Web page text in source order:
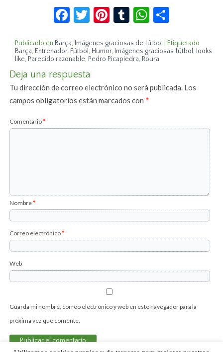
Facebook
Twitter
Pinterest
TumblrWhatsApp
Publicado en Barça, Imágenes graciosas de fútbol
Etiquetado
Barça, Entrenador, Fútbol , Humor, Imágenes graciosas fútbol , looks
like, Parecido razonable, Pedro Picapiedra, Roura
Deja una respuesta
Tu dirección de correo electrónico no será publicada. Los
campos obligatorios están marcados con*
Comentario*
Nombre*
Correo electrónico*
Web
Guarda mi nombre, correo electrónico y web en este navegador para la
próxima vez que comente.